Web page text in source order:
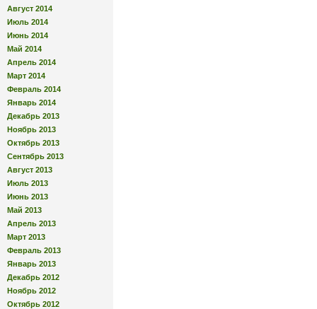
Август 2014
Июль 2014
Июнь 2014
Май 2014
Апрель 2014
Март 2014
Февраль 2014
Январь 2014
Декабрь 2013
Ноябрь 2013
Октябрь 2013
Сентябрь 2013
Август 2013
Июль 2013
Июнь 2013
Май 2013
Апрель 2013
Март 2013
Февраль 2013
Январь 2013
Декабрь 2012
Ноябрь 2012
Октябрь 2012